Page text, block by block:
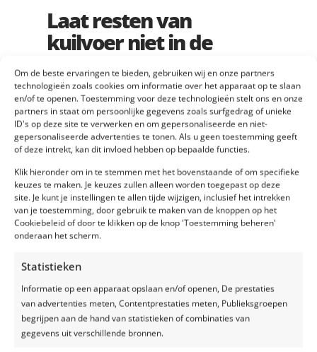
Om de beste ervaringen te bieden, gebruiken wij en onze partners
technologieën zoals cookies om informatie over het apparaat op te slaan
en/of te openen. Toestemming voor deze technologieën stelt ons en onze
partners in staat om persoonlijke gegevens zoals surfgedrag of unieke
ID's op deze site te verwerken en om gepersonaliseerde en niet-
gepersonaliseerde advertenties te tonen. Als u geen toestemming geeft
of deze intrekt, kan dit invloed hebben op bepaalde functies.
Klik hieronder om in te stemmen met het bovenstaande of om specifieke
keuzes te maken. Je keuzes zullen alleen worden toegepast op deze
site. Je kunt je instellingen te allen tijde wijzigen, inclusief het intrekken
van je toestemming, door gebruik te maken van de knoppen op het
Cookiebeleid of door te klikken op de knop 'Toestemming beheren'
onderaan het scherm.
Statistieken
Informatie op een apparaat opslaan en/of openen, De prestaties
van advertenties meten, Contentprestaties meten, Publieksgroepen
begrijpen aan de hand van statistieken of combinaties van
gegevens uit verschillende bronnen.
Laat resten van
kuilvoer niet in de
sleufsilo liggen
Waar voedsel is, komt ongedierte op af. Een
beetje bedorven kuilvoer dat even aan de kant
is geschoven in de sleufsilo trekt snel
ongedierte aan. Ruim het in plaats daarvan
meteen op. Hierdoor voorkom je dat
ongedierte zich aangetrokken voelt tot het
kuilvoer en verminder je het risico op
verontreiniging.
Neem schuilplaatsen
weg
schuilen. Goede schuilplaatsen voor
ongedierte zijn oud kuilplastic, autobanden en
andere donkere beschutte plekken waarin ze
kunnen kruipen. Zorg daarom voor zo min